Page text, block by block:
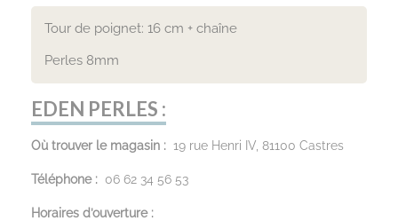
Tour de poignet: 16 cm + chaîne
Perles 8mm
EDEN PERLES :
Où trouver le magasin : 19 rue Henri IV, 81100 Castres
Téléphone : 06 62 34 56 53
Horaires d’ouverture :